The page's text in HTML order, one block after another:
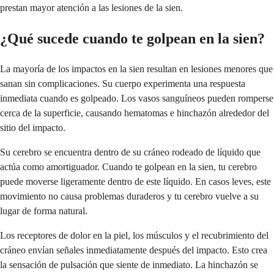
prestan mayor atención a las lesiones de la sien.
¿Qué sucede cuando te golpean en la sien?
La mayoría de los impactos en la sien resultan en lesiones menores que
sanan sin complicaciones. Su cuerpo experimenta una respuesta
inmediata cuando es golpeado. Los vasos sanguíneos pueden romperse
cerca de la superficie, causando hematomas e hinchazón alrededor del
sitio del impacto.
Su cerebro se encuentra dentro de su cráneo rodeado de líquido que
actúa como amortiguador. Cuando te golpean en la sien, tu cerebro
puede moverse ligeramente dentro de este líquido. En casos leves, este
movimiento no causa problemas duraderos y tu cerebro vuelve a su
lugar de forma natural.
Los receptores de dolor en la piel, los músculos y el recubrimiento del
cráneo envían señales inmediatamente después del impacto. Esto crea
la sensación de pulsación que siente de inmediato. La hinchazón se